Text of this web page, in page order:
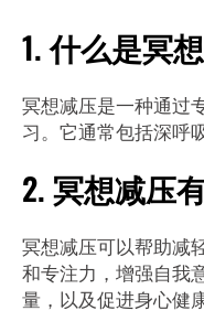
1. 什么是冥
冥想减压是一种通过
习。它通常包括深呼
2. 冥想减压
冥想减压可以帮助减
和专注力，增强自我
量，以及促进身心健康